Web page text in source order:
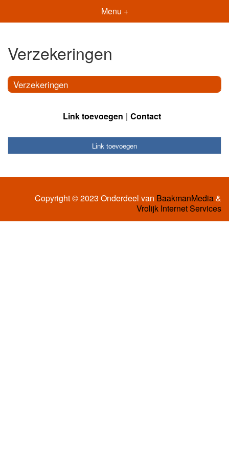
Menu +
Verzekeringen
Verzekeringen
Link toevoegen Contact
Link toevoegen
Copyright © 2023 Onderdeel van BaakmanMedia&
Vrolijk Internet Services